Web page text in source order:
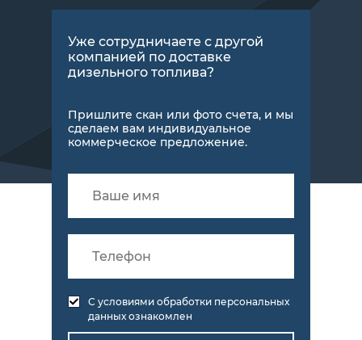
Уже сотрудничаете с другой
компанией по доставке
дизельного топлива?
Пришлите скан или фото счета, и мы
сделаем вам индивидуальное
коммерческое предложение.
С условиями обработки персональных
данных ознакомлен